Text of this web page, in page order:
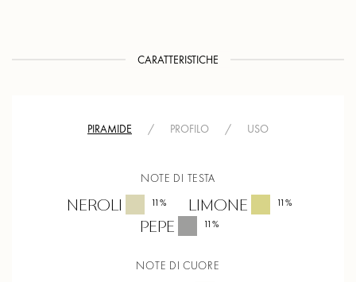
CARATTERISTICHE
PIRAMIDE / PROFILO / USO
NOTE DI TESTA
NEROLI 11% LIMONE 11%
PEPE 11%
NOTE DI CUORE